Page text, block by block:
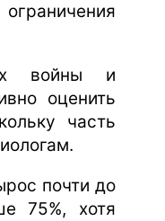
войны и
оценить
часть
почти до
75%, хотя